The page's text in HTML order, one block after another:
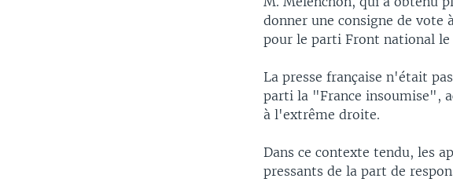
donner une consigne de
pour le parti Front national le
La presse française n'était
parti la "France insoumise",
à l'extrême droite.
Dans ce contexte tendu, les
pressants de la part de